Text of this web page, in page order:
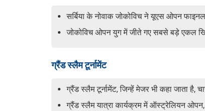
सर्बिया के नोवाक जोकोविच ने यूएस ओपन
जोकोविच ओपन युग में जीते गए सबसे बड़े एकल
ग्रैंड स्लैम टूर्नामेंट
ग्रैंड स्लैम टूर्नामेंट, जिन्हें मेजर भी कहा जाता है,
ग्रैंड स्लैम यात्रा कार्यक्रम में ऑस्ट्रेलियन